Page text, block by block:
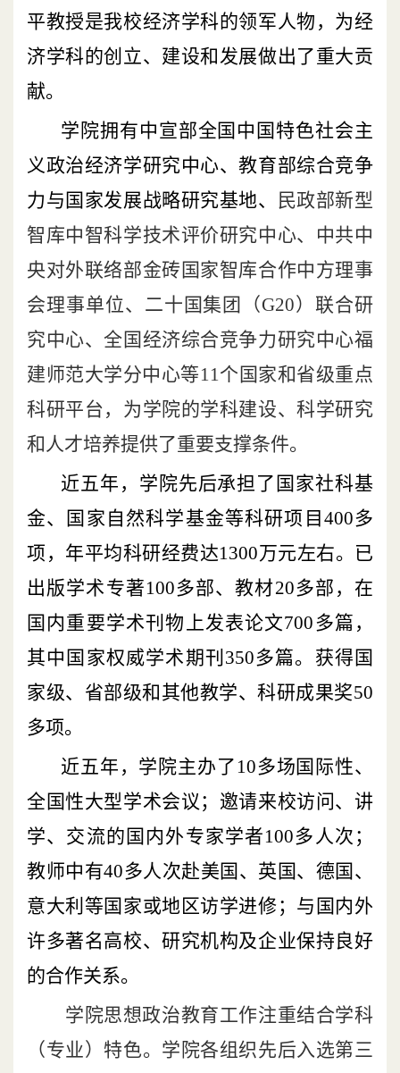
平教授是我校经济学科的领军人物，为经
济学科的创立、建设和发展做出了重大贡
献。
学院拥有中宣部全国中国特色社会主
义政治经济学研究中心、教育部综合竞争
力与国家发展战略研究基地、
民政部新型
智库中智科学技术评价研究中心、中共中
央对外联络部金砖国家智库合作中方理事
会理事单位、二十国集团（G20）联合研
究中心、全国经济综合竞争力研究中心福
建师范大学分中心等11个国家和省级重点
科研平台，为学院的学科建设、科学研究
和人才培养提供了重要支撑条件。
近五年，学院先后承担了国家社科基
金、国家自然科学基金等科研项目 400多
项，年平均科研经费达1300万元左右。已
出版学术专著100多部、教材20多部，在
国内重要学术刊物上发表论文700多篇，
其中国家权威学术期刊 350多篇。获得国
家级、省部级和其他教学、科研成果奖50
多项。
近五年，学院主办了 10多场国际性、
全国性大型学术会议；邀请来校访问、讲
学、交流的国内外专家学者100多人次；
教师中有40多人次赴美国、英国、德国、
意大利等国家或地区访学进修；与国内外
许多著名高校、研究机构及企业保持良好
的合作关系。
学院思想政治教育工作注重结合学科
（专业）特色。学院各组织先后入选第三